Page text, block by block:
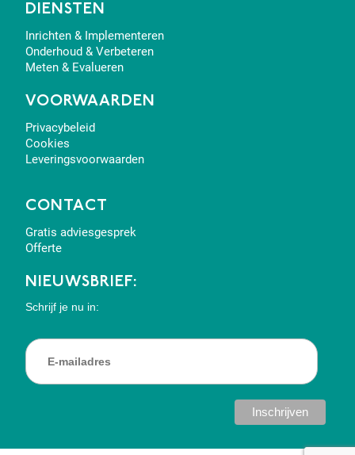
DIENSTEN
Inrichten & Implementeren
Onderhoud & Verbeteren
Meten & Evalueren
VOORWAARDEN
Privacybeleid
Cookies
Leveringsvoorwaarden
CONTACT
Gratis adviesgesprek
Offerte
NIEUWSBRIEF:
Schrijf je nu in: